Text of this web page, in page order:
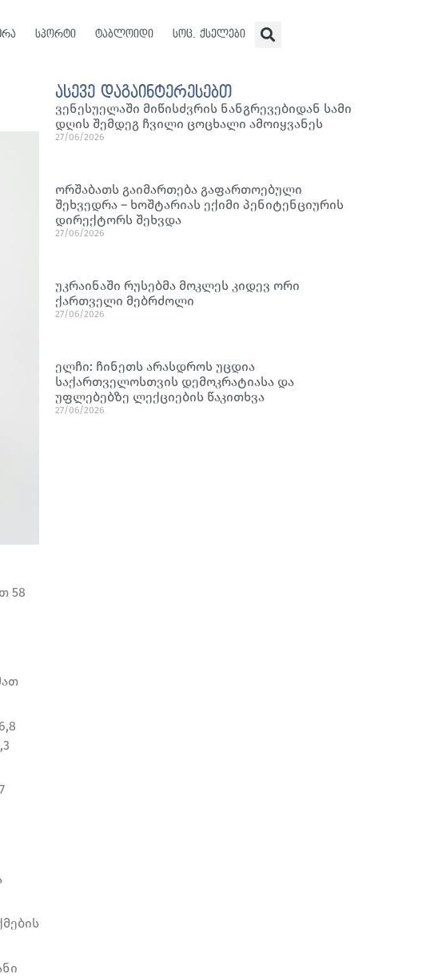
სპორტი ტაბლოიდი სოც. ქსელები
58
ასევე დაგაინტერესებთ
ვენესუელაში მიწისძვრის ნანგრევებიდან სამი
დღის შემდეგ ჩვილი ცოცხალი ამოიყვანეს
27/06/2026
ორშაბათს გაიმართება გაფართოებული
შეხვედრა – ხოშტარიას ექიმი პენიტენციურის
დირექტორს შეხვდა
27/06/2026
უკრაინაში რუსებმა მოკლეს კიდევ ორი
ქართველი მებრძოლი
27/06/2026
ელჩი: ჩინეთს არასდროს უცდია
საქართველოსთვის დემოკრატიასა და
უფლებებზე ლექციების წაკითხვა
27/06/2026